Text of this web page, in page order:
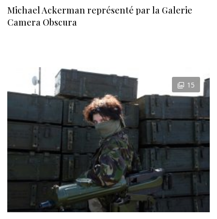
Michael Ackerman représenté par la Galerie
Camera Obscura
15